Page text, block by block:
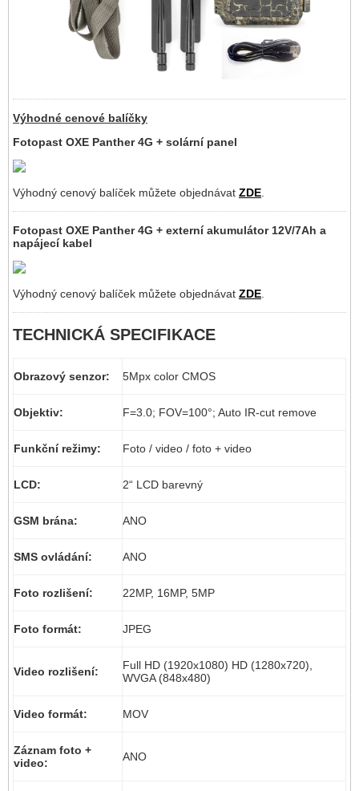
Výhodné cenové balíčky
Fotopast OXE Panther 4G + solární panel
Výhodný cenový balíček můžete objednávat ZDE
Fotopast OXE Panther 4G + externí akumulátor 12V/7Ah a
napájecí kabel
Výhodný cenový balíček můžete objednávat ZDE
TECHNICKÁ SPECIFIKACE
Obrazový senzor: 5Mpx color CMOS
Objektiv: F=3.0; FOV=100°; Auto IR-cut remove
Funkční režimy: Foto / video / foto + video
LCD: 2“ LCD barevný
GSM brána: ANO
SMS ovládání: ANO
Foto rozlišení: 22MP, 16MP, 5MP
Foto formát: JPEG
Video rozlišení:
Full HD (1920x1080) HD (1280x720),
WVGA (848x480)
Video formát: MOV
Záznam foto +
video:
ANO